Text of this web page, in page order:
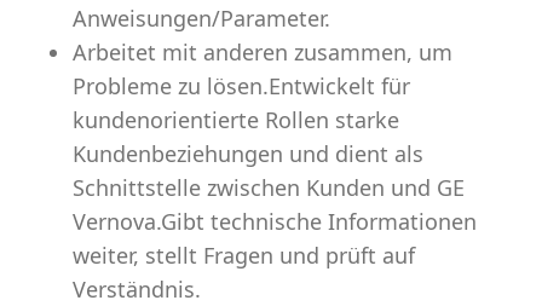
Anweisungen/Parameter.
Arbeitet mit anderen zusammen, um
Probleme zu lösen.Entwickelt für
kundenorientierte Rollen starke
Kundenbeziehungen und dient als
Schnittstelle zwischen Kunden und GE
Vernova.Gibt technische Informationen
weiter, stellt Fragen und prüft auf
Verständnis.